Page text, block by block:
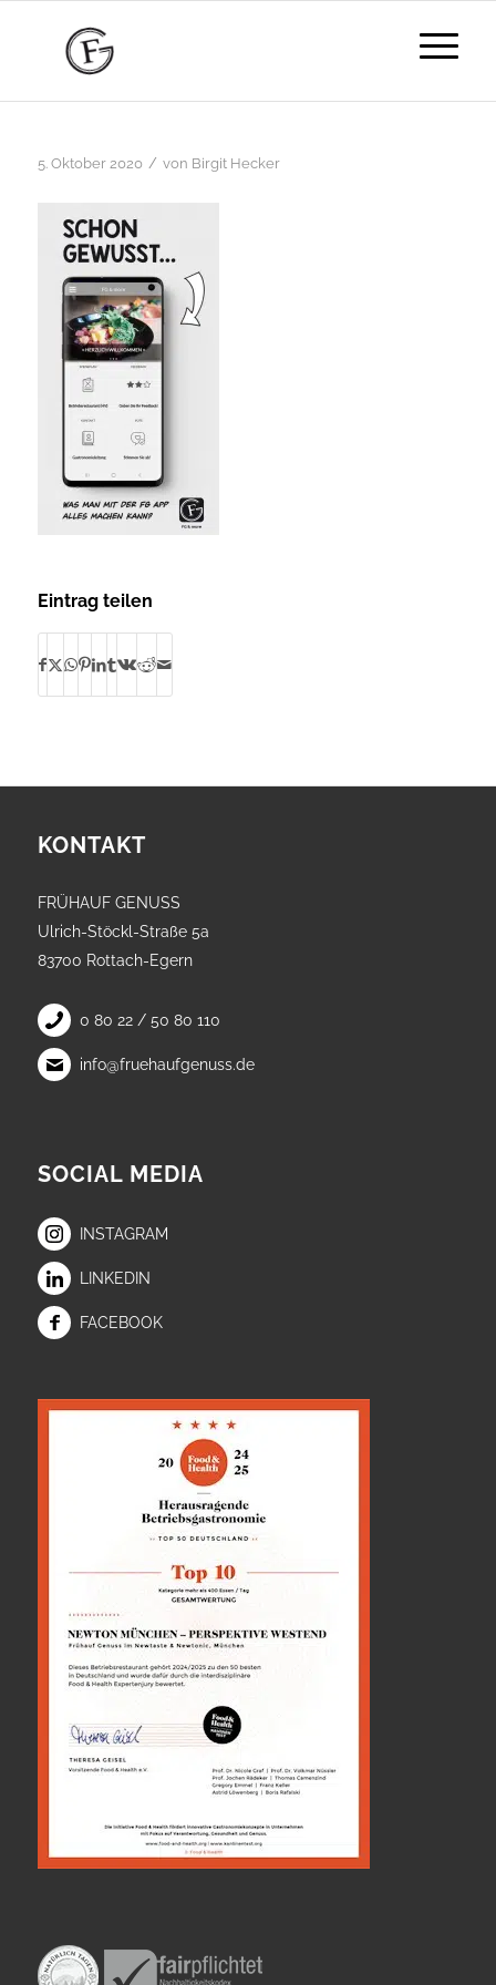
5. Oktober 2020 / von Birgit Hecker
Eintrag teilen
KONTAKT
FRÜHAUF GENUSS
Ulrich-Stöckl-Straße 5a
83700 Rottach-Egern
0 80 22 / 50 80 110
info@fruehaufgenuss.de
SOCIAL MEDIA
INSTAGRAM
LINKEDIN
FACEBOOK